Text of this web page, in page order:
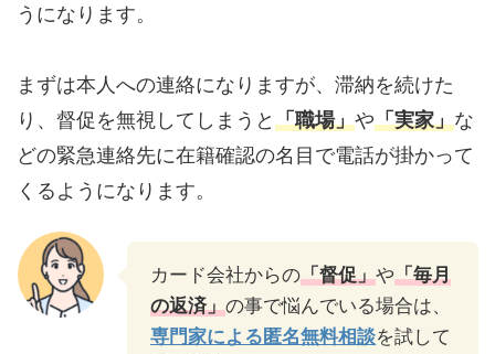
うになります。
まずは本人への連絡になりますが、滞納を続けた
り、督促を無視してしまうと「職場」や「実家」な
どの緊急連絡先に在籍確認の名目で電話が掛かって
くるようになります。
カード会社からの「督促」や「毎月
の返済」の事で悩んでいる場合は、
専門家による匿名無料相談を試して